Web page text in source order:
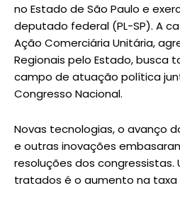
no Estado de São Paulo e
deputado federal (PL-SP). A
Ação Comerciária Unitária,
Regionais pelo Estado, busca
campo de atuação política
Congresso Nacional.
Novas tecnologias, o avanço
e outras inovações
resoluções dos congressistas.
tratados é o aumento na taxa